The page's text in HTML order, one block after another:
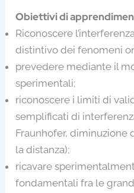
Obiettivi di
Riconoscere
distintivo dei fenomeni
prevedere mediante il
sperimentali;
riconoscere i limiti di
semplificati di
Fraunhofer, diminuzione
la distanza);
ricavare
fondamentali fra le